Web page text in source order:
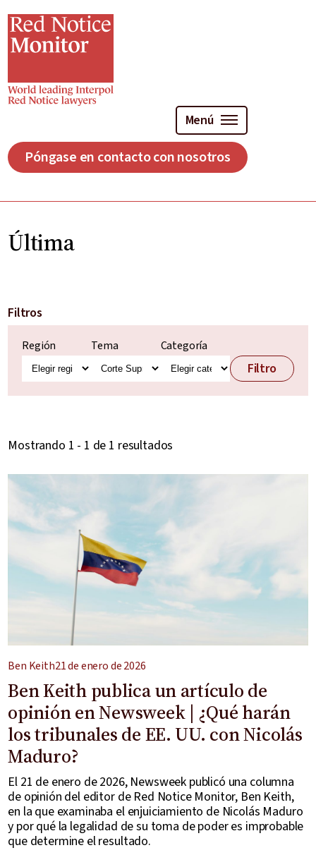
al
contenido
principal
Menú
Póngase en contacto con nosotros
Última
Filtros
Región Tema Categoría
Filtro
Mostrando 1 - 1 de 1 resultados
Ben Keith21 de enero de 2026
Ben Keith publica un artículo de
opinión en Newsweek | ¿Qué harán
los tribunales de EE. UU. con Nicolás
Maduro?
El 21 de enero de 2026, Newsweek publicó una columna
de opinión del editor de Red Notice Monitor, Ben Keith,
en la que examinaba el enjuiciamiento de Nicolás Maduro
y por qué la legalidad de su toma de poder es improbable
que determine el resultado.